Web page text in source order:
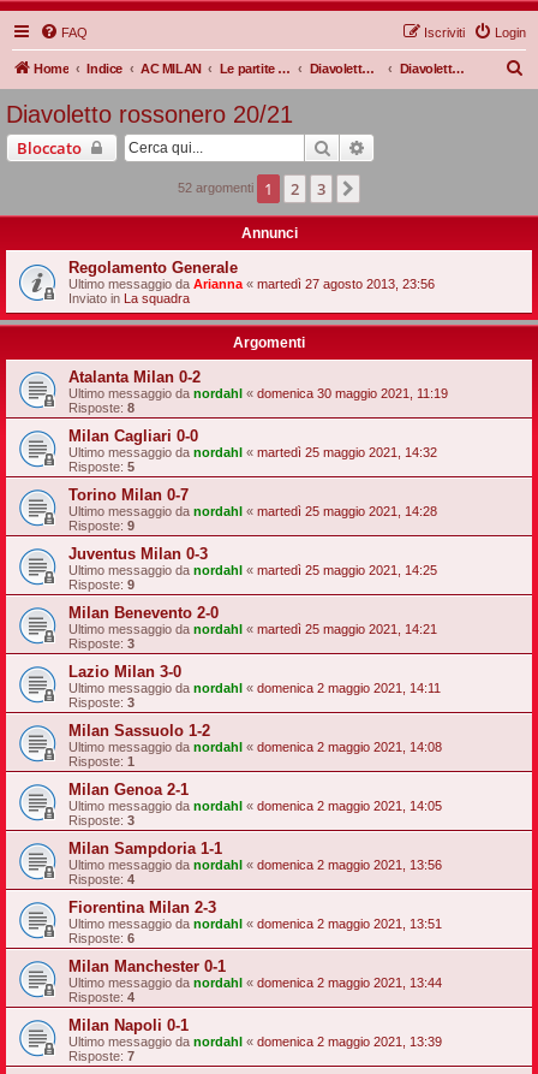
FAQ Login
Iscriviti
Home Indice AC MILAN Le partite Rossonere Diavoletto rossonero Diavoletto rossonero 20/21
Diavoletto rossonero 20/21
Bloccato Cerca
52 argomenti 1 2 3
Annunci
Regolamento Generale
Ultimo messaggio da Arianna « martedì 27 agosto 2013, 23:56
Inviato in La squadra
Argomenti
Atalanta Milan 0-2
Ultimo messaggio da nordahl « domenica 30 maggio 2021, 11:19
Risposte: 8
Milan Cagliari 0-0
Ultimo messaggio da nordahl « martedì 25 maggio 2021, 14:32
Risposte: 5
Torino Milan 0-7
Ultimo messaggio da nordahl « martedì 25 maggio 2021, 14:28
Risposte: 9
Juventus Milan 0-3
Ultimo messaggio da nordahl « martedì 25 maggio 2021, 14:25
Risposte: 9
Milan Benevento 2-0
Ultimo messaggio da nordahl « martedì 25 maggio 2021, 14:21
Risposte: 3
Lazio Milan 3-0
Ultimo messaggio da nordahl « domenica 2 maggio 2021, 14:11
Risposte: 3
Milan Sassuolo 1-2
Ultimo messaggio da nordahl « domenica 2 maggio 2021, 14:08
Risposte: 1
Milan Genoa 2-1
Ultimo messaggio da nordahl « domenica 2 maggio 2021, 14:05
Risposte: 3
Milan Sampdoria 1-1
Ultimo messaggio da nordahl « domenica 2 maggio 2021, 13:56
Risposte: 4
Fiorentina Milan 2-3
Ultimo messaggio da nordahl « domenica 2 maggio 2021, 13:51
Risposte: 6
Milan Manchester 0-1
Ultimo messaggio da nordahl « domenica 2 maggio 2021, 13:44
Risposte: 4
Milan Napoli 0-1
Ultimo messaggio da nordahl « domenica 2 maggio 2021, 13:39
Risposte: 7